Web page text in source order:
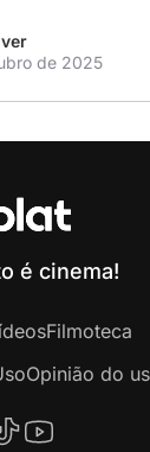
de 2025
é cinema!
Filmoteca
Opinião do